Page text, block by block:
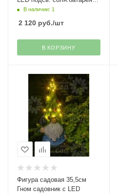
519 Чудесный Сад
В наличии: 1
2 120 руб./шт
В КОРЗИНУ
Фигура садовая 35,5см
Гном садовник с LED